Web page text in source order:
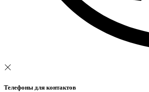
Телефоны для контактов